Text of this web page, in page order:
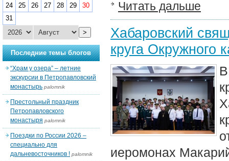
Читать дальше
Хабаровский
круга Окружного
иеромонах
24
25 26 27 28 29
30
31
>
Последние темы блогов
“Храм у озера” – летние
экскурсии в Петропавловский
монастырь palomnik
Престольный праздник
Петропавловского
монастыря palomnik
Поездки по России 2026 –
специально для
дальневосточников ! palomnik